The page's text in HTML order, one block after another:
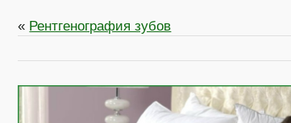
« Рентгенография зубов